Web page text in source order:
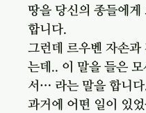
땅을 당신의 종들에게
합니다.
그런데 르우벤 자손
는데.. 이 말을 들은
서… 라는 말을 합니
과거에 어떤 일이 있